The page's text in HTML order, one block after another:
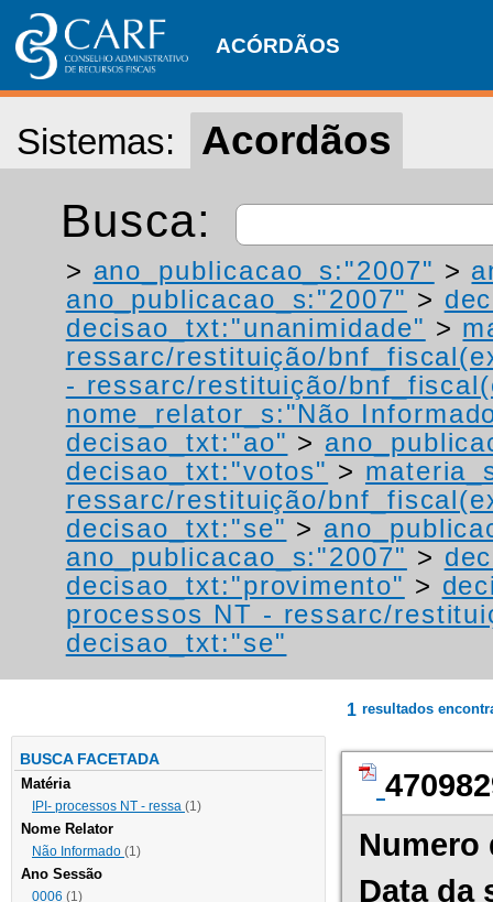
ACÓRDÃOS
Sistemas: Acordãos
Busca:
> ano_publicacao_s:"2007" >
ano_publicacao_s:"2007" >
decisao_txt:"unanimidade" >
ressarc/restituição/
- ressarc/restituição/
nome_relator_s:"Não
decisao_txt:"ao" >
decisao_txt:"votos" >
ressarc/restituição/
decisao_txt:"se" >
ano_publicacao_s:"2007" >
decisao_txt:"provimento" >
processos NT - ressarc/
decisao_txt:"se"
BUSCA FACETADA
Matéria
IPI- processos NT - ressa (1)
Nome Relator
Não Informado (1)
Ano Sessão
0006 (1)
1 resultados
Numero
Data da